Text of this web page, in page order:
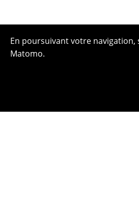
En poursuivant votre
Matomo.